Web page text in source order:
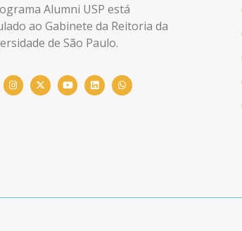
Alumni USP está
ao Gabinete da Reitoria da
de São Paulo.